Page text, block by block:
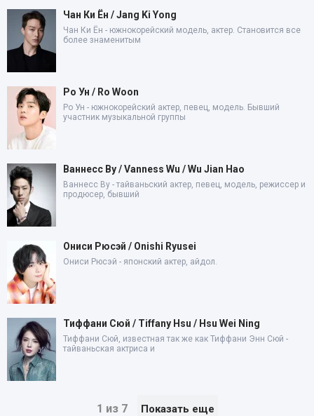
Чан Ки Ён / Jang Ki Yong
Чан Ки Ён - южнокорейский модель, актер. Становится все
более знаменитым
Ро Ун / Ro Woon
Ро Ун - южнокорейский актер, певец, модель. Бывший
участник музыкальной группы
Ваннесс Ву / Vanness Wu / Wu Jian Hao
Ваннесс Ву - тайваньский актер, певец, модель, режиссер и
продюсер, бывший
Ониси Рюсэй / Onishi Ryusei
Ониси Рюсэй - японский актер, айдол.
Тиффани Сюй / Tiffany Hsu / Hsu Wei Ning
Тиффани Сюй, известная так же как Тиффани Энн Сюй -
тайваньская актриса и
1 из 7 Показать еще